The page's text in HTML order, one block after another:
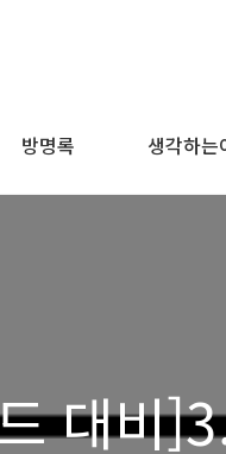
방명록 생각하는
대비